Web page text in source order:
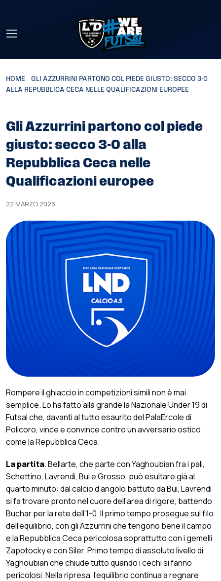
HOME
GLI AZZURRINI PARTONO COL PIEDE GIUSTO: SECCO 3-0
ALLA REPUBBLICA CECA NELLE QUALIFICAZIONI EUROPEE
Gli Azzurrini partono col piede
giusto: secco 3-0 alla
Repubblica Ceca nelle
Qualificazioni europee
22 MARZO 2023
Rompere il ghiaccio in competizioni simili non è mai
semplice. Lo ha fatto alla grande la Nazionale Under 19 di
Futsal che, davanti al tutto esaurito del PalaErcole di
Policoro, vince e convince contro un avversario ostico
come la Repubblica Ceca.
La partita. Bellarte, che parte con Yaghoubian fra i pali,
Schettino, Lavrendi, Bui e Grosso, può esultare già al
quarto minuto: dal calcio d’angolo battuto da Bui, Lavrendi
si fa trovare pronto nel cuore dell’area di rigore, battendo
Buchar per la rete dell’1-0. Il primo tempo prosegue sul filo
dell’equilibrio, con gli Azzurrini che tengono bene il campo
e la Repubblica Ceca pericolosa soprattutto con i gemelli
Zapotocky e con Siler. Primo tempo di assoluto livello di
Yaghoubian che chiude tutto quando i cechi si fanno
pericolosi. Nella ripresa, l’equilibrio continua a regnare